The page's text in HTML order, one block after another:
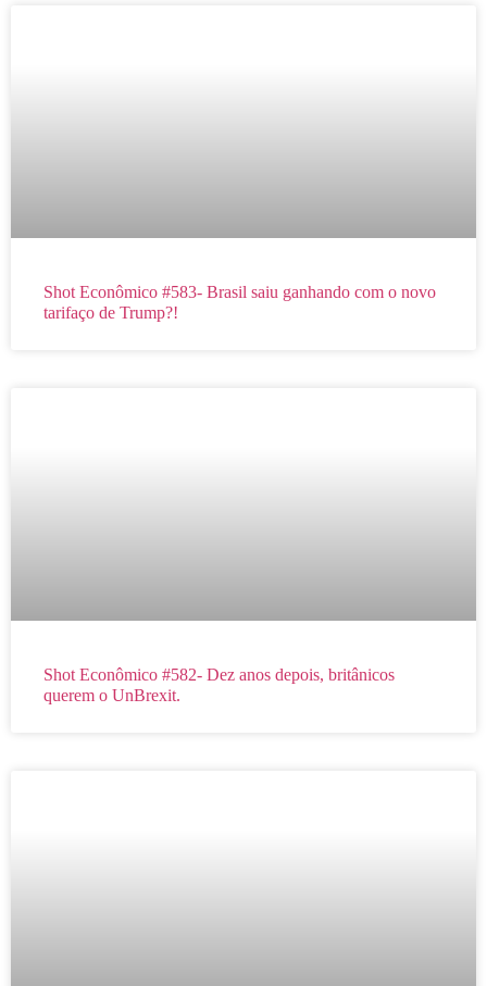
Shot Econômico #583- Brasil saiu ganhando com o novo
tarifaço de Trump?!
Shot Econômico #582- Dez anos depois, britânicos
querem o UnBrexit.